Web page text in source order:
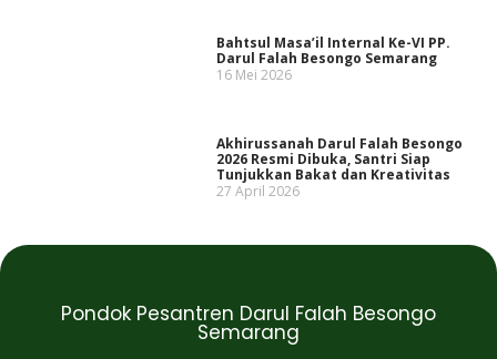
Bahtsul Masa’il Internal Ke-VI PP.
Darul Falah Besongo Semarang
16 Mei 2026
Akhirussanah Darul Falah Besongo
2026 Resmi Dibuka, Santri Siap
Tunjukkan Bakat dan Kreativitas
27 April 2026
Pondok Pesantren Darul Falah Besongo
Semarang